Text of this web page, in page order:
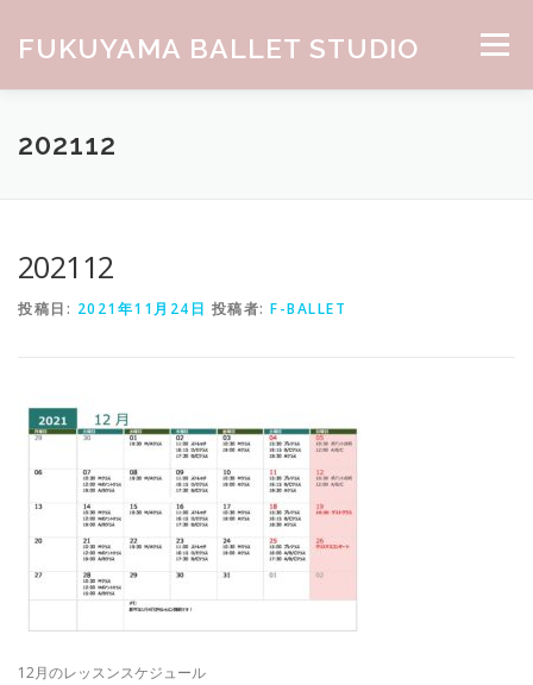
FUKUYAMA BALLET STUDIO メニュー
HOME
202112
202112
投稿日: 2021年11月24日 投稿者: F-BALLET
12月のレッスンスケジュール